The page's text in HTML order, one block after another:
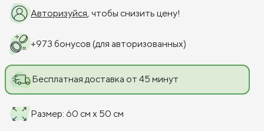
Авторизуйся, чтобы снизить цену!
+973 бонусов (для авторизованных)
Бесплатная доставка от 45 минут
Размер: 60 см x 50 см